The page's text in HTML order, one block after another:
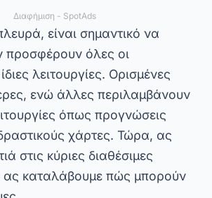
Portable Sonar για κινητά
μια από τις πιο δημοφιλείς
όσους αναζητούν φορητό
Λειτουργεί συνδέοντας σε
βυθομέτρου που
Από εκεί, η εφαρμογή